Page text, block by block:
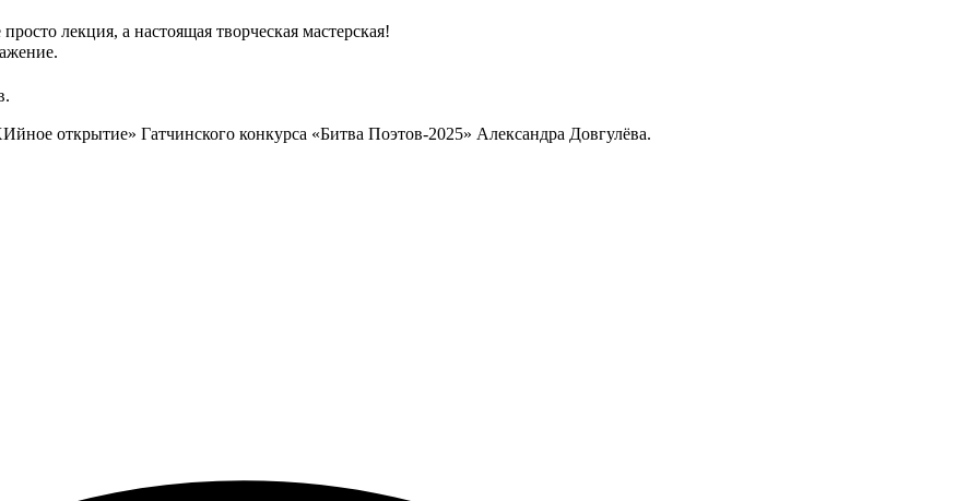
лекция, а настоящая творческая мастерская!
открытие» Гатчинского конкурса «Битва Поэтов-2025» Александра Довгулёва.